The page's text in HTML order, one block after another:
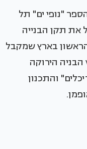
"נופי ים" תל
את תקן הבנייה
הראשון בארץ שמקבל
הבניה הירוקה
והתכנון